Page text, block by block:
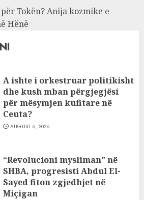
Tokën? Anija kozmike e
Hënë
A ishte i orkestruar politikisht
dhe kush mban përgjegjësi
për mësymjen kufitare në
Ceuta?
AUGUST 6, 2026
“Revolucioni mysliman” në
SHBA, progresisti Abdul El-
Sayed fiton zgjedhjet në
Miçigan